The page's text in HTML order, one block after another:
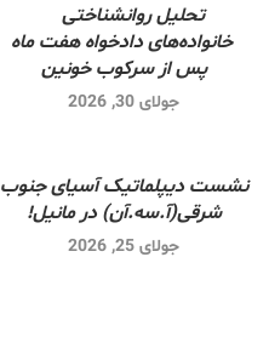
تحلیل روانشناختی
خانواده‌های دادخواه هفت ماه
پس از سرکوب خونین
جولای 30, 2026
نشست دیپلماتیک آسیای جنوب
شرقی‌(آ.سه.آن) در مانیل!
جولای 25, 2026